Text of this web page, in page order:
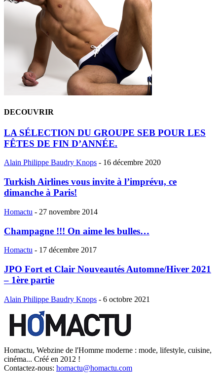
DECOUVRIR
LA SÉLECTION DU GROUPE SEB POUR LES
FÊTES DE FIN D’ANNÉE.
Alain Philippe Baudry Knops - 16 décembre 2020
Turkish Airlines vous invite à l’imprévu, ce
dimanche à Paris!
Homactu - 27 novembre 2014
Champagne !!! On aime les bulles…
Homactu - 17 décembre 2017
JPO Fort et Clair Nouveautés Automne/Hiver 2021
– 1ère partie
Alain Philippe Baudry Knops - 6 octobre 2021
Homactu, Webzine de l'Homme moderne : mode, lifestyle, cuisine,
cinéma... Créé en 2012 !
Contactez-nous: homactu@homactu.com